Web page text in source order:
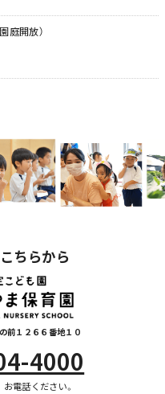
庭開放）
ちらから
前１２６６番地１０
4000
電話ください。